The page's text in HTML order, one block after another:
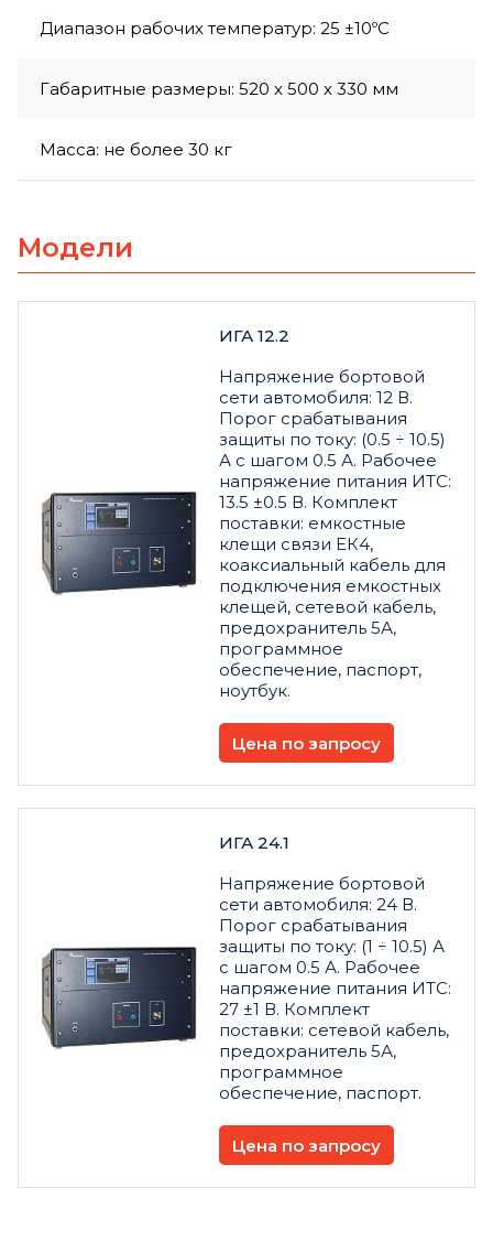
Диапазон рабочих температур: 25 ±10ºC
Габаритные размеры: 520 x 500 x 330 мм
Масса: не более 30 кг
Модели
ИГА 12.2
Напряжение бортовой
сети автомобиля: 12 В.
Порог срабатывания
защиты по току: (0.5 ÷ 10.5)
А с шагом 0.5 А. Рабочее
напряжение питания ИТС:
13.5 ±0.5 В. Комплект
поставки: емкостные
клещи связи ЕК4,
коаксиальный кабель для
подключения емкостных
клещей, сетевой кабель,
предохранитель 5А,
программное
обеспечение, паспорт,
ноутбук.
Цена по запросу
ИГА 24.1
Напряжение бортовой
сети автомобиля: 24 В.
Порог срабатывания
защиты по току: (1 ÷ 10.5) А
с шагом 0.5 А. Рабочее
напряжение питания ИТС:
27 ±1 В. Комплект
поставки: сетевой кабель,
предохранитель 5А,
программное
обеспечение, паспорт.
Цена по запросу